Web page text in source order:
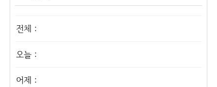
전체 :
오늘 :
어제 :